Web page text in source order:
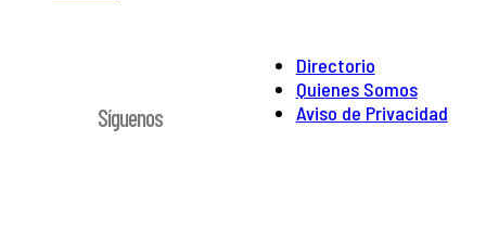
Directorio
Quienes Somos
Aviso de Privacidad
Síguenos